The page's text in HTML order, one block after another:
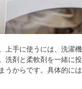
上手に使うには、洗濯機
洗剤と柔軟剤を一緒に投
うからです。具体的には